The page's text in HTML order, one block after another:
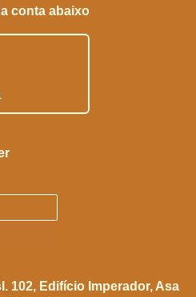
conta abaixo
102, Edifício Imperador, Asa